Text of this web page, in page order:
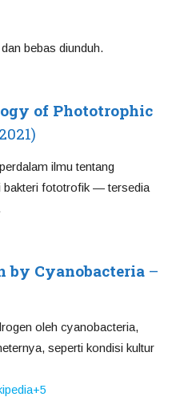
bebas diunduh.
of Phototrophic
ilmu tentang
bakteri fototrofik — tersedia
by Cyanobacteria –
oleh cyanobacteria,
seperti kondisi kultur
+5